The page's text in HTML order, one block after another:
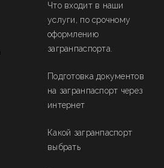
Что входит в наши
услуги, по срочному
оформлению
загранпаспорта.
Подготовка документов
на загранпаспорт через
интернет
Какой загранпаспорт
выбрать